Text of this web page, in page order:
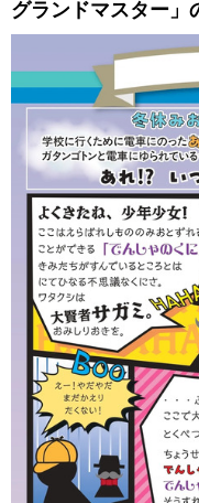
グランドマスター」